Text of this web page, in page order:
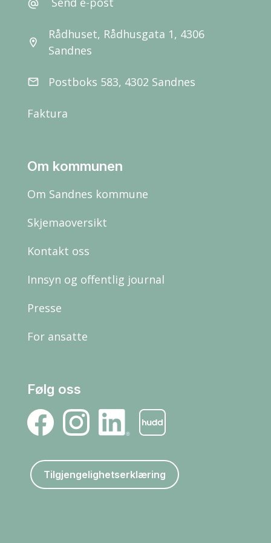
alternate_email
location_on
Rådhuset, Rådhusgata 1, 4306
Sandnes
email Postboks 583, 4302 Sandnes
Faktura
Om kommunen
Om Sandnes kommune
Skjemaoversikt
Kontakt oss
Innsyn og offentlig journal
Presse
For ansatte
Følg oss
Tilgjengelighetserklæring